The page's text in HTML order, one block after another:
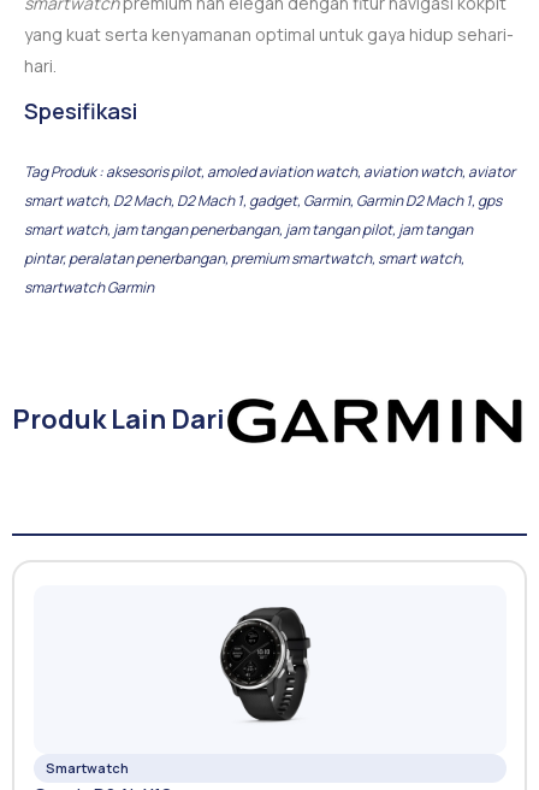
yang kuat serta kenyamanan optimal untuk gaya hidup sehari-
hari.
Spesifikasi
Tag Produk :aksesoris pilot, amoled aviation watch, aviation watch, aviator
smart watch, D2 Mach, D2 Mach 1, gadget, Garmin, Garmin D2 Mach 1, gps
smart watch, jam tangan penerbangan, jam tangan pilot, jam tangan
pintar,peralatan penerbangan, premium smartwatch, smart watch,
smartwatch Garmin
Produk Lain Dari
Smartwatch